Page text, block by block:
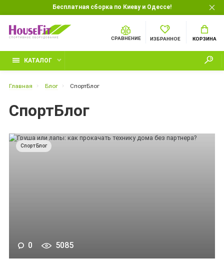
Бесплатная сборка по Киеву и Одессе!
СРАВНЕНИЕ ИЗБРАННОЕ КОРЗИНА
КАТАЛОГ
Главная Блог СпортБлог
СпортБлог
СпортБлог
0 5085